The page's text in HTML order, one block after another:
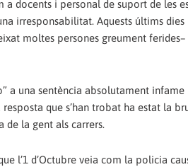
docents i personal de suport de les
irresponsabilitat. Aquests últims
moltes persones greument
a una sentència absolutament
que s’han trobat ha estat la
la gent als carrers.
l’1 d’Octubre veia com la policia